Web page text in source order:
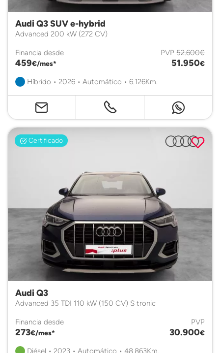
Audi Q3 SUV e-hybrid
Advanced 200 kW (272 CV)
Financia desde
459€/mes*
PVP 52.600€
51.950€
Híbrido • 2026 • Automático • 6.126Km.
Certificado
Audi Q3
Advanced 35 TDI 110 kW (150 CV) S tronic
Financia desde
273€/mes*
PVP
30.900€
Diésel • 2023 • Automático • 48.863Km.